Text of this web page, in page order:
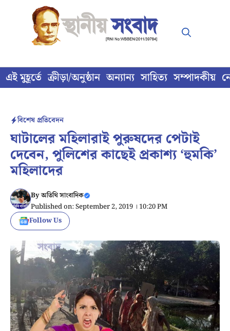
content
এই মুহূর্তে ক্রীড়া/অনুষ্ঠান অন্যান্য সাহিত্য সম্পাদকীয়
বিশেষ প্রতিবেদন
ঘাটালের মহিলারাই পুরুষদের পেটাই
দেবেন, পুলিশের কাছেই প্রকাশ্য ‘হুমকি’
মহিলাদের
Byঅতিথি সাংবাদিক
Published on: September 2, 2019 । 10:20 PM
Follow Us